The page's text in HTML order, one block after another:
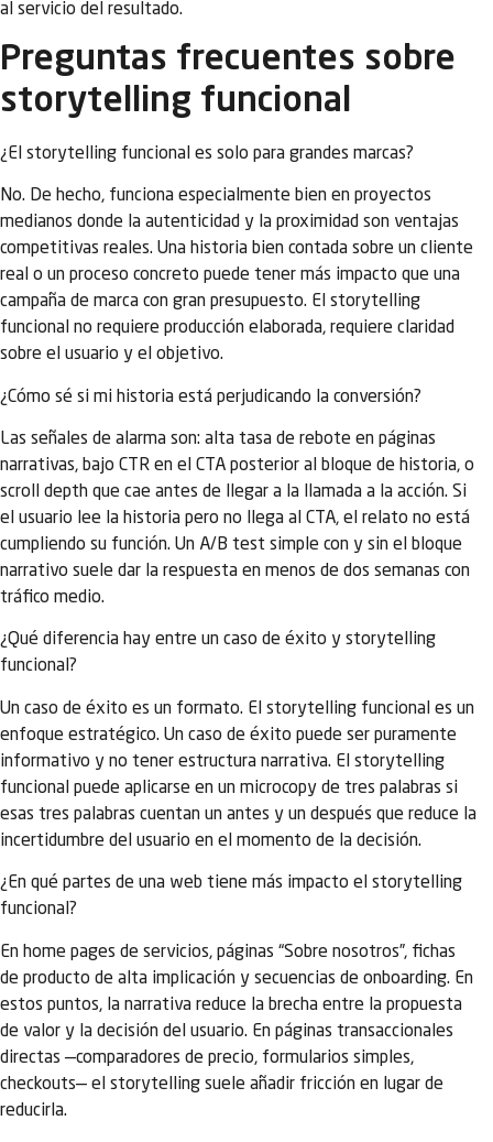
al servicio del resultado.
Preguntas frecuentes sobre
storytelling funcional
¿El storytelling funcional es solo para grandes marcas?
No. De hecho, funciona especialmente bien en proyectos
medianos donde la autenticidad y la proximidad son ventajas
competitivas reales. Una historia bien contada sobre un cliente
real o un proceso concreto puede tener más impacto que una
campaña de marca con gran presupuesto. El storytelling
funcional no requiere producción elaborada, requiere claridad
sobre el usuario y el objetivo.
¿Cómo sé si mi historia está perjudicando la conversión?
Las señales de alarma son: alta tasa de rebote en páginas
narrativas, bajo CTR en el CTA posterior al bloque de historia, o
scroll depth que cae antes de llegar a la llamada a la acción. Si
el usuario lee la historia pero no llega al CTA, el relato no está
cumpliendo su función. Un A/B test simple con y sin el bloque
narrativo suele dar la respuesta en menos de dos semanas con
tráfico medio.
¿Qué diferencia hay entre un caso de éxito y storytelling
funcional?
Un caso de éxito es un formato. El storytelling funcional es un
enfoque estratégico. Un caso de éxito puede ser puramente
informativo y no tener estructura narrativa. El storytelling
funcional puede aplicarse en un microcopy de tres palabras si
esas tres palabras cuentan un antes y un después que reduce la
incertidumbre del usuario en el momento de la decisión.
¿En qué partes de una web tiene más impacto el storytelling
funcional?
En home pages de servicios, páginas “Sobre nosotros”, fichas
de producto de alta implicación y secuencias de onboarding. En
estos puntos, la narrativa reduce la brecha entre la propuesta
de valor y la decisión del usuario. En páginas transaccionales
directas —comparadores de precio, formularios simples,
checkouts— el storytelling suele añadir fricción en lugar de
reducirla.